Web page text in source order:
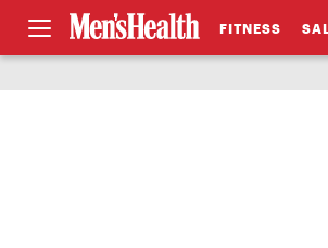
FITNESS